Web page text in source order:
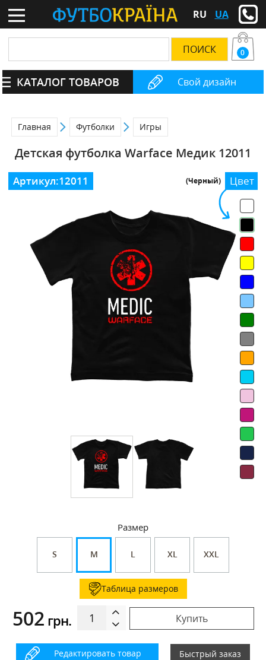
RU UA
Свой дизайн
0
КАТАЛОГ ТОВАРОВ
Главная Футболки Игры
Детская футболка Warface Медик 12011
Цвет
(Черный)
Размер
S M L XL XXL
Таблица размеров
502 грн. Купить
Редактировать товар Быстрый заказ
Артикул:12011